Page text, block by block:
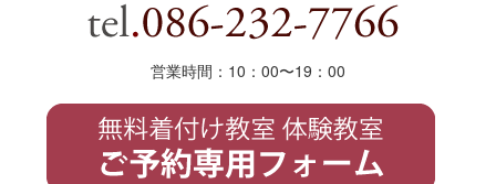
営業時間：10：00〜19 ： 00